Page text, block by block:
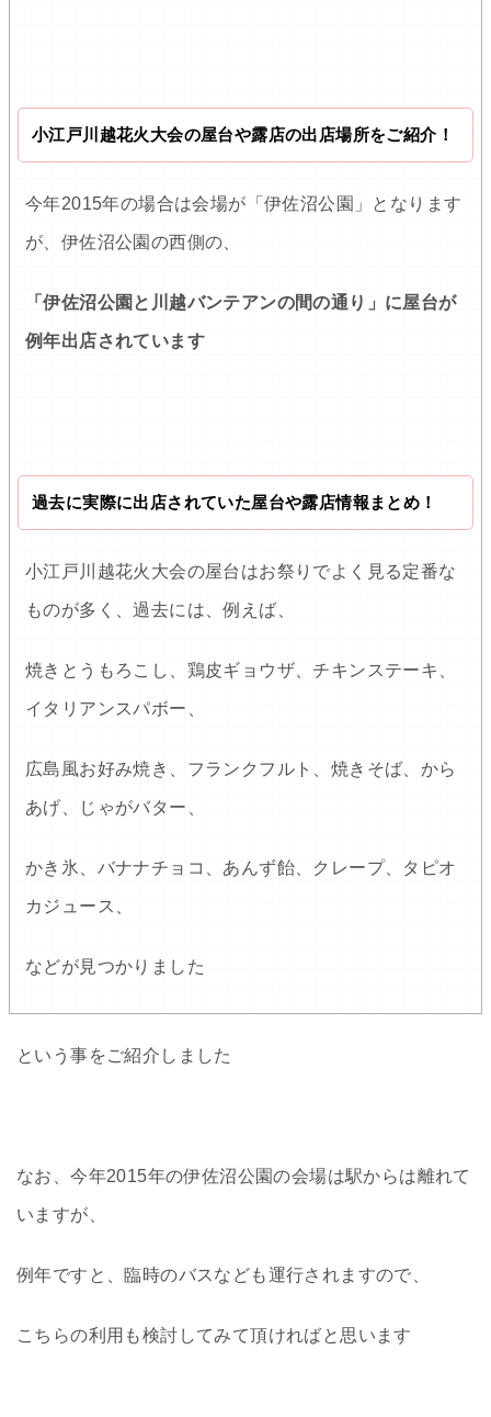
小江戸川越花火大会の屋台や露店の出店場所をご紹介！
今年2015年の場合は会場が「伊佐沼公園」となります
が、伊佐沼公園の西側の、
「伊佐沼公園と川越バンテアンの間の通り」に屋台が
例年出店されています
過去に実際に出店されていた屋台や露店情報まとめ！
小江戸川越花火大会の屋台はお祭りでよく見る定番な
ものが多く、過去には、例えば、
焼きとうもろこし、鶏皮ギョウザ、チキンステーキ、
イタリアンスパボー、
広島風お好み焼き、フランクフルト、焼きそば、から
あげ、じゃがバター、
かき氷、バナナチョコ、あんず飴、クレープ、タピオ
カジュース、
などが見つかりました
という事をご紹介しました
なお、今年2015年の伊佐沼公園の会場は駅からは離れて
いますが、
例年ですと、臨時のバスなども運行されますので、
こちらの利用も検討してみて頂ければと思います